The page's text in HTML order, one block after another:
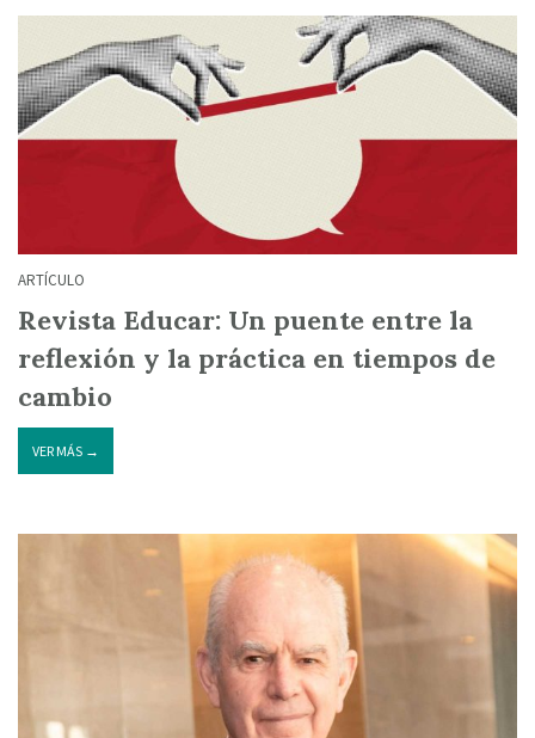
ARTÍCULO
Revista Educar: Un puente entre la
reflexión y la práctica en tiempos de
cambio
VER MÁS →